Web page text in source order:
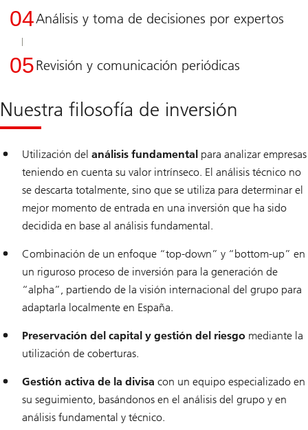
04Análisis y toma de decisiones por expertos
05Revisión y comunicación periódicas
Nuestra filosofía de inversión
Utilización del análisis fundamental para analizar empresas
teniendo en cuenta su valor intrínseco. El análisis técnico no
se descarta totalmente, sino que se utiliza para determinar el
mejor momento de entrada en una inversión que ha sido
decidida en base al análisis fundamental.
Combinación de un enfoque “top-down” y “bottom-up” en
un riguroso proceso de inversión para la generación de
“alpha”, partiendo de la visión internacional del grupo para
adaptarla localmente en España.
Preservación del capital y gestión del riesgo mediante la
utilización de coberturas.
Gestión activa de la divisa con un equipo especializado en
su seguimiento, basándonos en el análisis del grupo y en
análisis fundamental y técnico.